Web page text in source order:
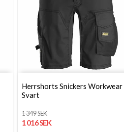
Herrshorts Snickers Workwear
Svart
1 349 SEK
1 016 SEK